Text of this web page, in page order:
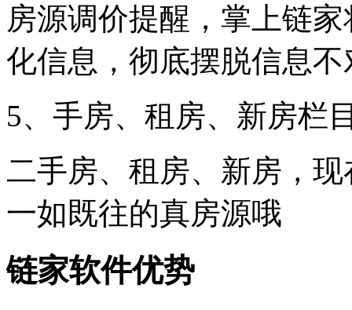
房源调价提醒，掌上链
化信息，彻底摆脱信息
5、手房、租房、新房栏
二手房、租房、新房，
一如既往的真房源哦
链家软件优势